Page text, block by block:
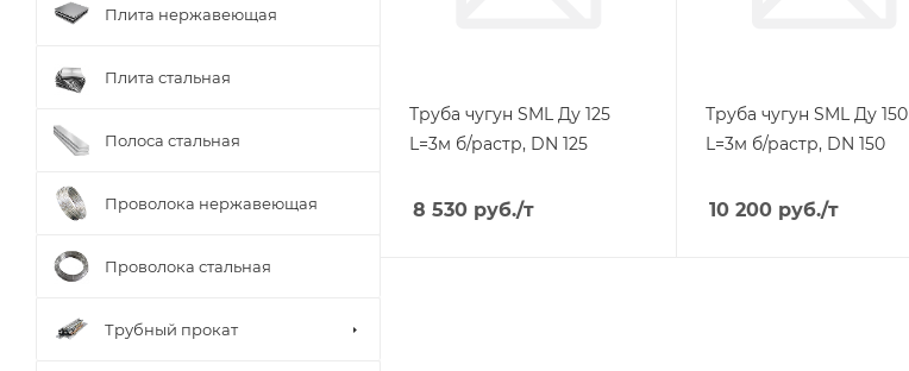
Труба чугун SML Ду 125
L=3м б/растр, DN 125
8 530 руб./т
Труба чугун SML Ду 150
L=3м б/растр, DN 150
10 200руб./т
Плита нержавеющая
Плита стальная
Полоса стальная
Проволока нержавеющая
Проволока стальная
Трубный прокат